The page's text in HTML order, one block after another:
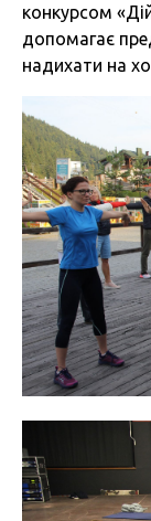
конкурсом
допомагає
надихати на